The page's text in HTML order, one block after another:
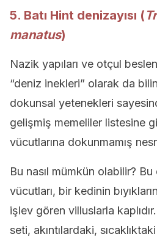
5. Batı Hint denizayısı (
manatus)
Nazik yapıları ve otçul
“deniz inekleri” olarak da
dokunsal yetenekleri
gelişmiş memeliler listesine
vücutlarına dokunmamış
Bu nasıl mümkün olabilir?
vücutları, bir kedinin
işlev gören villuslarla
seti, akıntılardaki,